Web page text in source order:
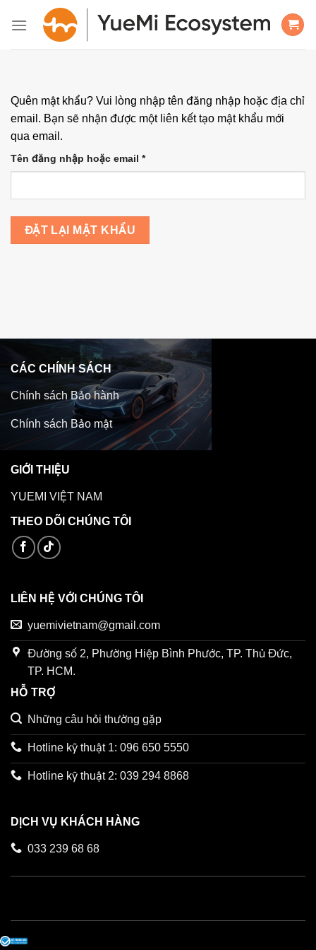
qua
Quên mật khẩu? Vui lòng nhập tên đăng nhập hoặc địa chỉ
email. Bạn sẽ nhận được một liên kết tạo mật khẩu mới
qua email.
Tên đăng nhập hoặc email *Bắt
buộc
ĐẶT LẠI MẬT KHẨU
CÁC CHÍNH SÁCH
Chính sách Bảo hành
Chính sách Bảo mật
GIỚI THIỆU
YUEMI VIỆT NAM
THEO DÕI CHÚNG TÔI
LIÊN HỆ VỚI CHÚNG TÔI
yuemivietnam@gmail.com
Đường số 2, Phường Hiệp Bình Phước, TP. Thủ Đức,
TP. HCM.
HỖ TRỢ
Những câu hỏi thường gặp
Hotline kỹ thuật 1: 096 650 5550
Hotline kỹ thuật 2: 039 294 8868
DỊCH VỤ KHÁCH HÀNG
033 239 68 68